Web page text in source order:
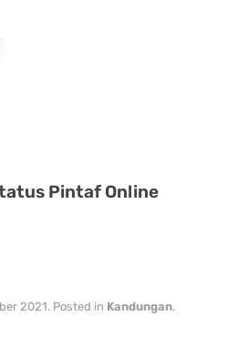
Pintaf Online
2021. Posted in Kandungan.